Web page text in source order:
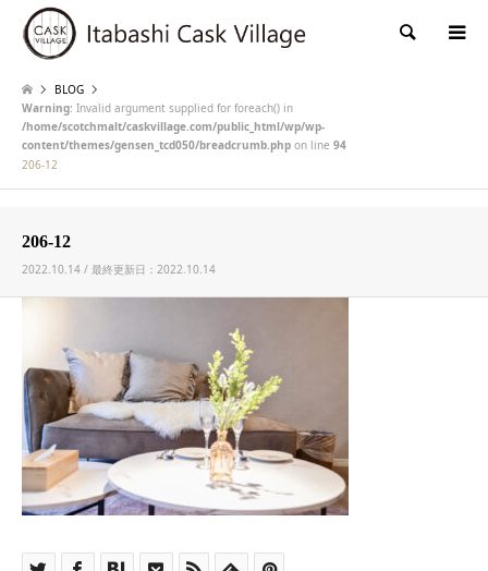
検索
BLOG
Warning: Invalid argument supplied for foreach() in
/home/scotchmalt/caskvillage.com/public_html/wp/wp-
content/themes/gensen_tcd050/breadcrumb.php on line 94
206-12
206-12
2022.10.14 / 最終更新日：2022.10.14